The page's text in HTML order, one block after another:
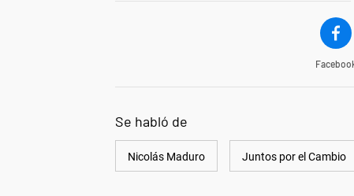
Se habló de
Nicolás Maduro Juntos por el Cambio